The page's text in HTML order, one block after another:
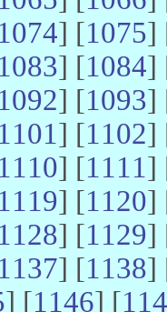
1074] [1075]
1083] [1084]
1092] [1093]
1101] [1102]
1110] [1111]
1119] [1120]
1128] [1129]
1137] [1138]
] [1146] [